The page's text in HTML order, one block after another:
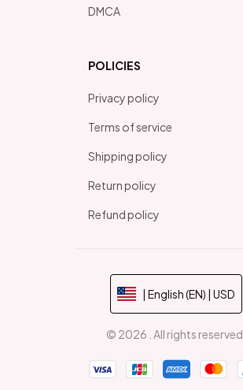
DMCA
POLICIES
Privacy policy
Terms of service
Shipping policy
Return policy
Refund policy
| English (EN) | USD
© 2026 . All rights reserved.